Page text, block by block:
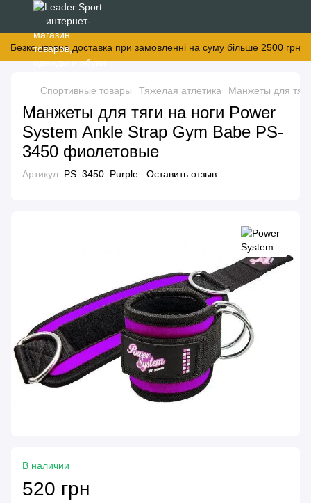
Безкоштовна доставка при замовленні на суму більше 2500 грн
Спортивные товары Тяжелая атлетика Манжеты для тяги
Манжеты для тяги на ноги Power
System Ankle Strap Gym Babe PS-
3450 фиолетовые
Артикул: PS_3450_Purple Оставить отзыв
В наличии
520 грн